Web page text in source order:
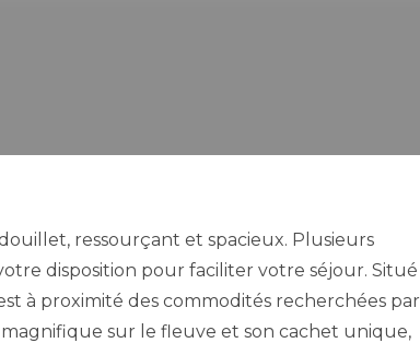
ressourçant et spacieux. Plusieurs
disposition pour faciliter votre séjour. Situé
à proximité des commodités recherchées par
magnifique sur le fleuve et son cachet unique,